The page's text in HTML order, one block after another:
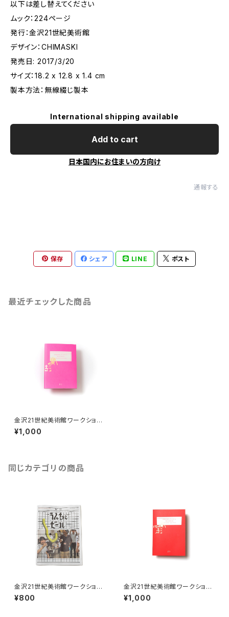
以下は差し替えてください
ムック：224ページ
発行：金沢21世紀美術館
デザイン：CHIMASKI
発売日: 2017/3/20
サイズ：18.2 x 12.8 x 1.4 cm
製本方法：無線綴じ製本
International shipping available
Add to cart
日本国内にお住まいの方向け
通報する
保存 シェア LINE ポスト
最近チェックした商品
金沢21世紀美術館ワークショッ
プ・アーカイブブック 2016-201
7
¥1,000
同じカテゴリの商品
金沢21世紀美術館ワークショッ
プ・アーカイブブック 2023-20
24
¥800
金沢21世紀美術館ワークショッ
プ・アーカイブブック 2021-202
2
¥1,000